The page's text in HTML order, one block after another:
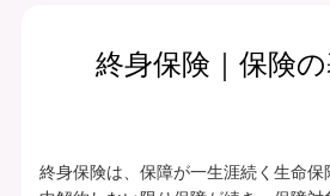
終身保険｜保険
終身保険は、保障が一生涯続く生命